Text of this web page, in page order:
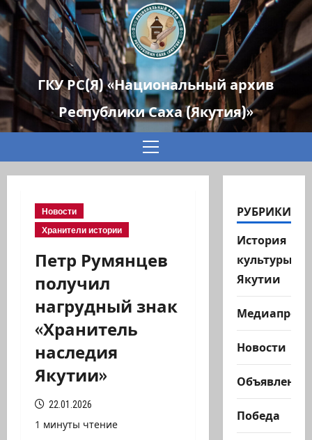
ГКУ РС(Я) «Национальный архив
Республики Саха (Якутия)»
Основное
Новости
Хранители истории
Петр Румянцев
получил
нагрудный знак
«Хранитель
наследия
Якутии»
22.01.2026
1 минуты чтение
РУБРИКИ
История
культуры
Якутии
Новости
Объявления
Победа